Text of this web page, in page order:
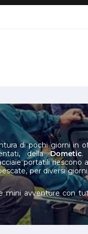
di pochi giorni in
dellaDometic.
portatili riescono
per diversi
mini avventure con